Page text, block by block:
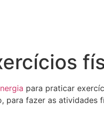
para praticar
para fazer as atividades